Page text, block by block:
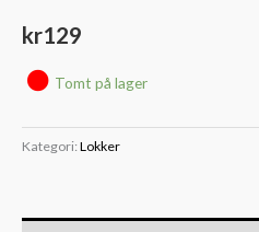
kr129
Tomt på lager
Kategori: Lokker